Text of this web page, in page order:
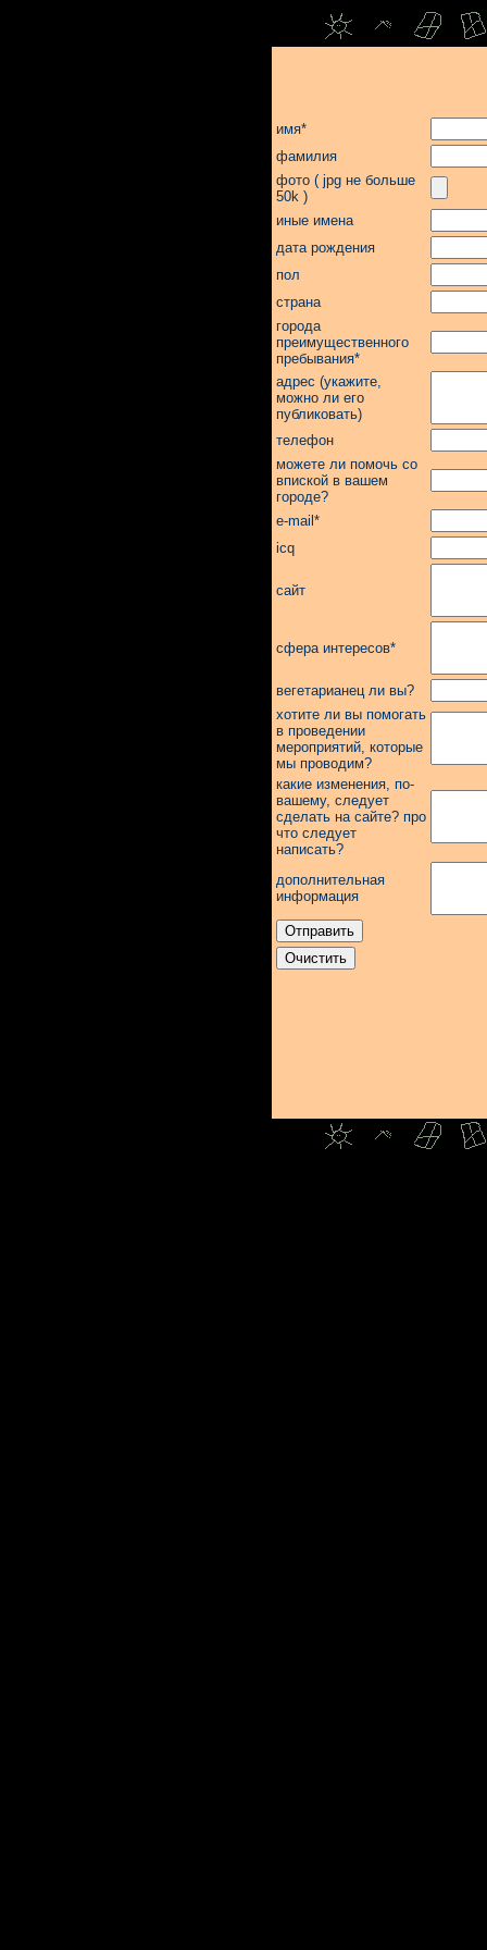
имя*
фамилия
фото ( jpg не больше
50k )
иные имена
дата рождения
пол
страна
города
преимущественного
пребывания*
адрес (укажите,
можно ли его
публиковать)
телефон
можете ли помочь со
впиской в вашем
городе?
e-mail*
icq
сайт
сфера интересов*
вегетарианец ли вы?
хотите ли вы помогать
в проведении
мероприятий, которые
мы проводим?
какие изменения, по-
вашему, следует
сделать на сайте? про
что следует
написать?
дополнительная
информация